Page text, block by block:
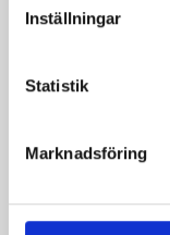
Inställningar
Statistik
Marknadsföring